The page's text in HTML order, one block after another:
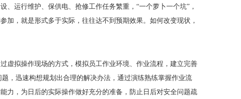
、运行维护、保供电、抢修工作任务繁重， “一个萝卜一个坑”，
加，就是形式多于实际，往往达不到预期效果。如何改变现状，
虚拟操作现场的方式，模拟员工作业环境、作业流程，建立完善
，迅速构想规划出合理的解决办法，通过演练熟练掌握作业流
力，为日后的实际操作做好充分的准备，防止日后对安全问题疏